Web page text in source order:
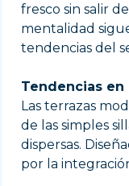
fresco sin salir
mentalidad
tendencias del
Tendencias
Las terrazas
de las simples
dispersas.
por la